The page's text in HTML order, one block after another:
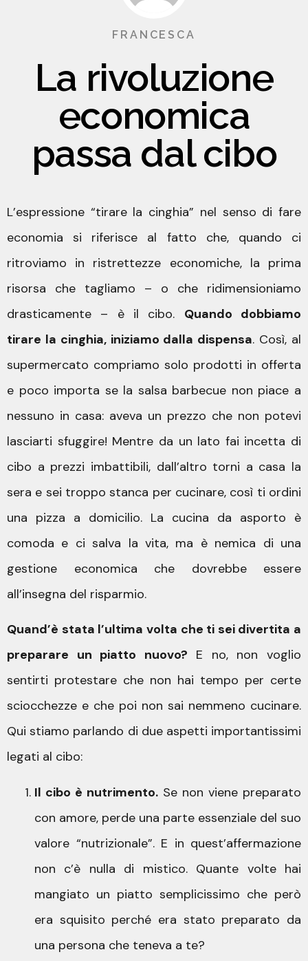
FRANCESCA
La rivoluzione
economica
passa dal cibo
L’espressione “tirare la cinghia” nel senso di fare
economia si riferisce al fatto che, quando ci
ritroviamo in ristrettezze economiche, la prima
risorsa che tagliamo – o che ridimensioniamo
drasticamente – è il cibo. Quando dobbiamo
tirare la cinghia, iniziamo dalla dispensa. Così, al
supermercato compriamo solo prodotti in offerta
e poco importa se la salsa barbecue non piace a
nessuno in casa: aveva un prezzo che non potevi
lasciarti sfuggire! Mentre da un lato fai incetta di
cibo a prezzi imbattibili, dall’altro torni a casa la
sera e sei troppo stanca per cucinare, così ti ordini
una pizza a domicilio. La cucina da asporto è
comoda e ci salva la vita, ma è nemica di una
gestione economica che dovrebbe essere
all’insegna del risparmio.
Quand’è stata l’ultima volta che ti sei divertita a
preparare un piatto nuovo? E no, non voglio
sentirti protestare che non hai tempo per certe
sciocchezze e che poi non sai nemmeno cucinare.
Qui stiamo parlando di due aspetti importantissimi
legati al cibo:
Il cibo è nutrimento. Se non viene preparato
con amore, perde una parte essenziale del suo
valore “nutrizionale”. E in quest’affermazione
non c’è nulla di mistico. Quante volte hai
mangiato un piatto semplicissimo che però
era squisito perché era stato preparato da
una persona che teneva a te?